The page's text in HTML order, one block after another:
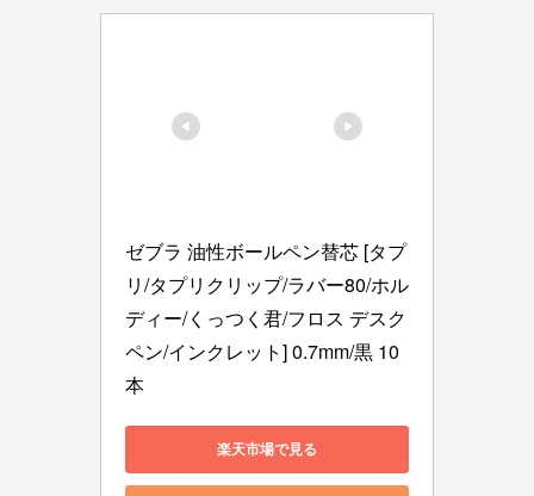
ゼブラ 油性ボールペン替芯 [タプ
リ/タプリクリップ/ラバー80/ホル
ディー/くっつく君/フロス デスク
ペン/インクレット] 0.7mm/黒 10
本
楽天市場で見る